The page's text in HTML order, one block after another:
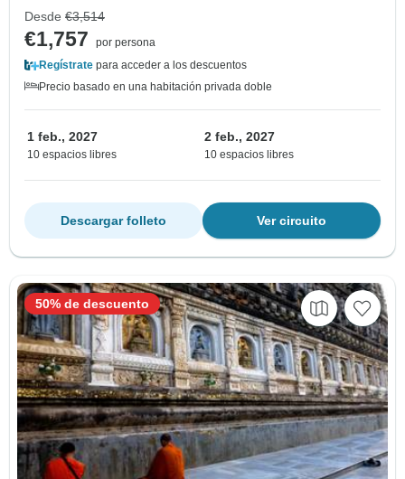
Desde €3,514
€1,757
por persona
Regístrate para acceder a los descuentos
Precio basado en una habitación privada doble
1 feb., 2027
10 espacios libres
2 feb., 2027
10 espacios libres
Ver circuito
Descargar folleto
50% de descuento